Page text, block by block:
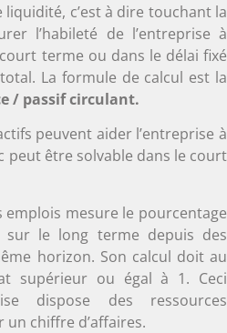
c’est à dire touchant la
l’habileté de l’entreprise à
terme ou dans le délai fixé
La formule de calcul est la
/ passif circulant.
peuvent aider l’entreprise à
peut être solvable dans le court
mesure le pourcentage
sur le long terme depuis des
horizon. Son calcul doit au
supérieur ou égal à 1. Ceci
dispose des ressources
chiffre d’affaires.